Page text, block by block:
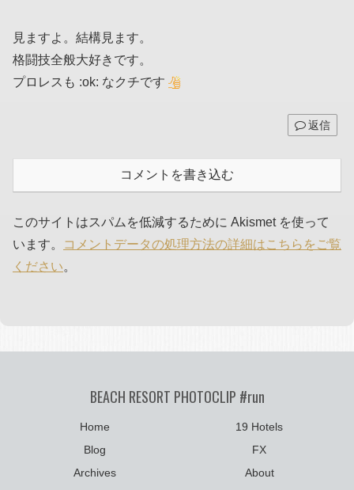
見ますよ。結構見ます。
格闘技全般大好きです。
プロレスも :ok: なクチです
返信
コメントを書き込む
このサイトはスパムを低減するために Akismet を使って
います。
コメントデータの処理方法の詳細はこちらをご覧
ください。
BEACH RESORT PHOTOCLIP #run
Home
19 Hotels
Blog
FX
Archives
About